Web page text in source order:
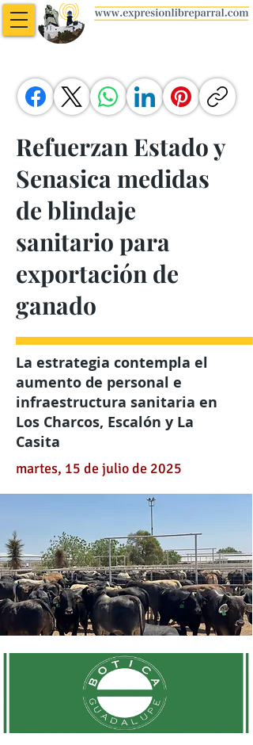
Refuerzan Estado y
Senasica medidas
de blindaje
sanitario para
exportación de
ganado
La estrategia contempla el
aumento de personal e
infraestructura sanitaria en
Los Charcos, Escalón y La
Casita
martes, 15 de julio de 2025